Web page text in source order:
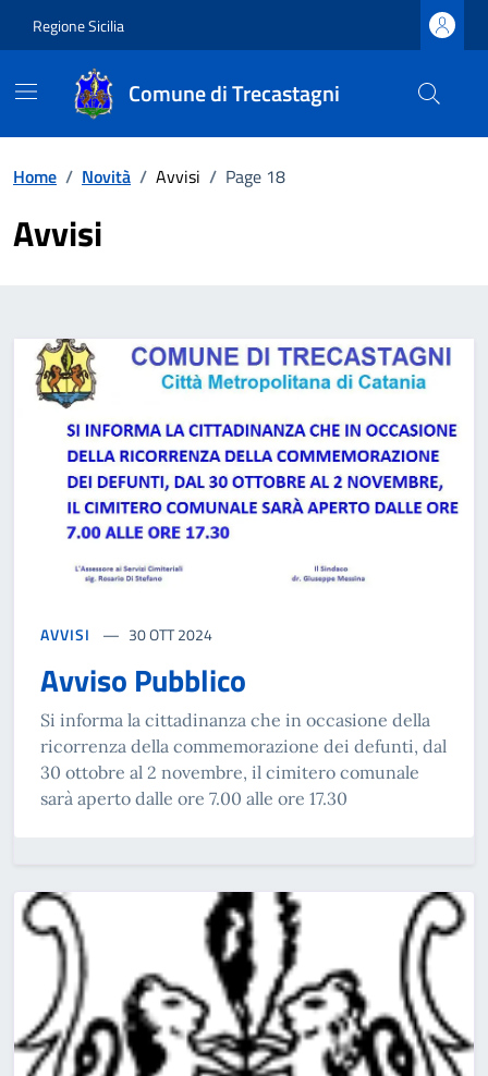
Regione Sicilia
Comune di Trecastagni
Home / Novità / Avvisi / Page 18
Avvisi
AVVISI 30 OTT 2024
Avviso Pubblico
Si informa la cittadinanza che in occasione della
ricorrenza della commemorazione dei defunti, dal
30 ottobre al 2 novembre, il cimitero comunale
sarà aperto dalle ore 7.00 alle ore 17.30